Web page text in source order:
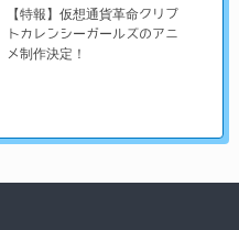
【特報】仮想通貨革命クリプ
トカレンシーガールズのアニ
メ制作決定！